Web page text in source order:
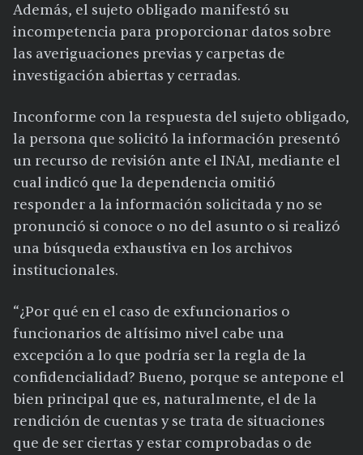
Además, el sujeto obligado manifestó su
incompetencia para proporcionar datos sobre
las averiguaciones previas y carpetas de
investigación abiertas y cerradas.
Inconforme con la respuesta del sujeto obligado,
la persona que solicitó la información presentó
un recurso de revisión ante el INAI, mediante el
cual indicó que la dependencia omitió
responder a la información solicitada y no se
pronunció si conoce o no del asunto o si realizó
una búsqueda exhaustiva en los archivos
institucionales.
“¿Por qué en el caso de exfuncionarios o
funcionarios de altísimo nivel cabe una
excepción a lo que podría ser la regla de la
confidencialidad? Bueno, porque se antepone el
bien principal que es, naturalmente, el de la
rendición de cuentas y se trata de situaciones
que de ser ciertas y estar comprobadas o de